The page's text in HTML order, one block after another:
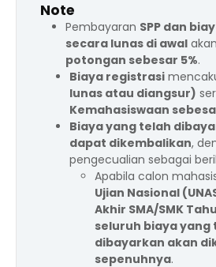
Note
Pembayaran SPP dan
secara lunas di awal
potongan sebesar 5%.
Biaya registrasi
lunas atau diangsur)
Kemahasiswaan
Biaya yang telah
dapat dikembalikan,
pengecualian sebagai
Apabila calon
Ujian Nasional
Akhir SMA/SMK
seluruh biaya yang
dibayarkan akan
sepenuhnya.